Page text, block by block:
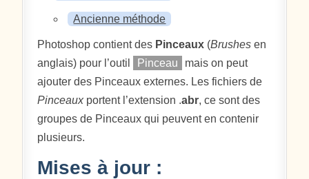
Ancienne méthode
Photoshop contient des Pinceaux (Brushes en
anglais) pour l’outil
Pinceau
mais on peut
ajouter des Pinceaux externes. Les fichiers de
Pinceauxportent l’extension .abr, ce sont des
groupes de Pinceaux qui peuvent en contenir
plusieurs.
Mises à jour :